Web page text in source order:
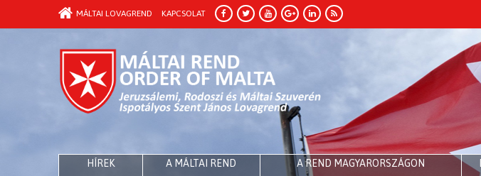
MÁLTAI LOVAGREND KAPCSOLAT
HÍREK A MÁLTAI REND A REND MAGYARORSZÁGON